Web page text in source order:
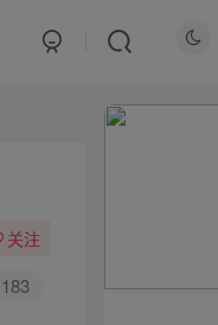
关注
183